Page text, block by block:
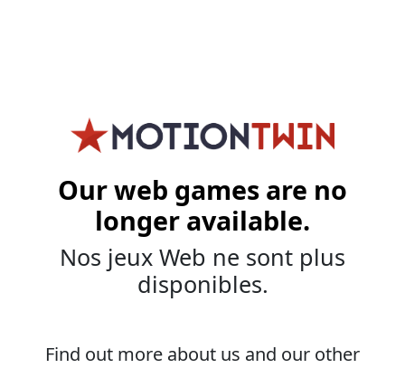
Our web games are no
longer available.
Nos jeux Web ne sont plus
disponibles.
Find out more about us and our other